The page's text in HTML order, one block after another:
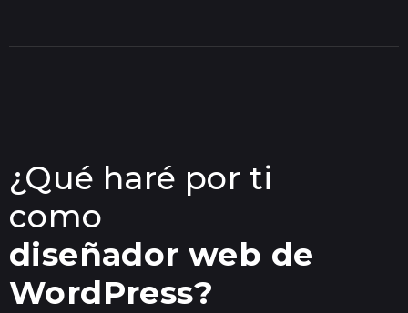
¿Qué haré por ti
como
diseñador web de
WordPress?